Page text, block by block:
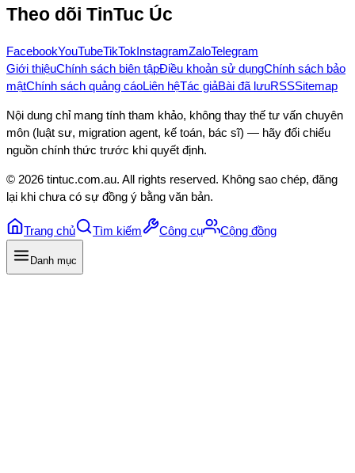
Theo dõi TinTuc Úc
FacebookYouTubeTikTokInstagramZaloTelegram
Giới thiệuChính sách biên tậpĐiều khoản sử dụngChính sách bảo
mậtChính sách quảng cáoLiên hệTác giảBài đã lưuRSSSitemap
Nội dung chỉ mang tính tham khảo, không thay thế tư vấn chuyên
môn (luật sư, migration agent, kế toán, bác sĩ) — hãy đối chiếu
nguồn chính thức trước khi quyết định.
© 2026 tintuc.com.au. All rights reserved. Không sao chép, đăng
lại khi chưa có sự đồng ý bằng văn bản.
Trang chủ Tìm kiếm Công cụ Cộng đồng
Danh mục